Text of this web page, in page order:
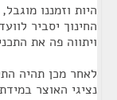
היות וזמננו
החינוך יסביר
ויתווה פה את
לאחר מכן תהיה
נציגי האוצר